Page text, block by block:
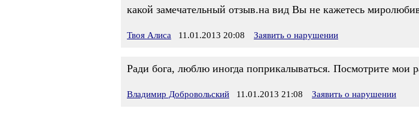
какой замечательный отзыв.на вид Вы не кажетесь
Твоя Алиса 11.01.2013 20:08 Заявить о нарушении
Ради бога, люблю иногда поприкалываться. Посмотрите мои
Владимир Добровольский 11.01.2013 21:08 Заявить о нарушении